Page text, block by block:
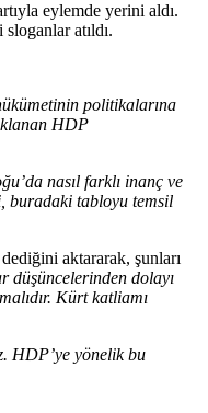
eylemde yerini aldı.
atıldı.
politikalarına
HDP
nasıl farklı inanç ve
buradaki tabloyu temsil
aktararak, şunları
düşüncelerinden dolayı
Kürt katliamı
HDP’ye yönelik bu